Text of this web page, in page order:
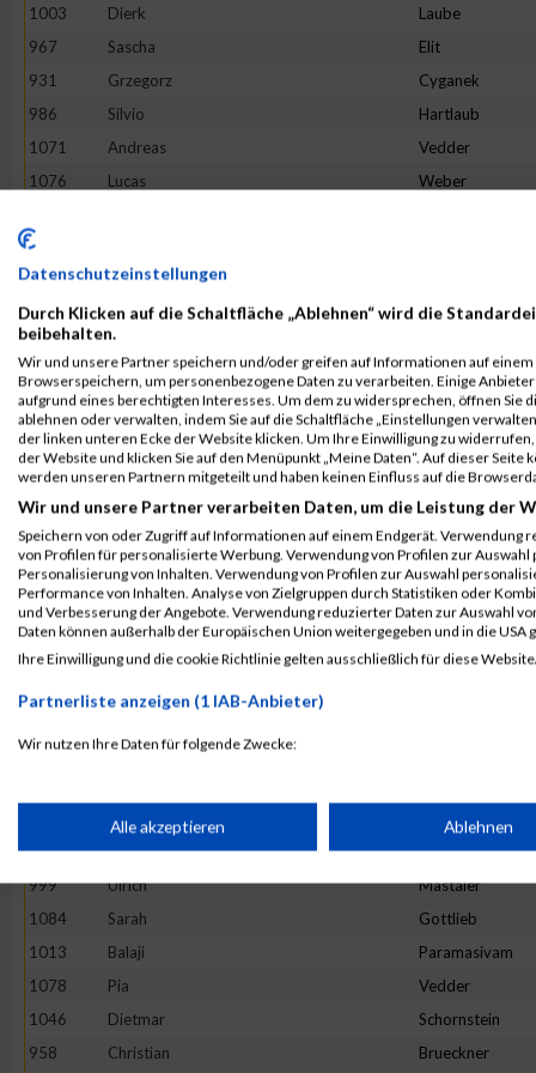
1003
Dierk Laube
967
Sascha Elit
931
Grzegorz Cyganek
986
Silvio Hartlaub
1071
Andreas Vedder
1076
Lucas Weber
982
1070
Toni
978
Idalio Goncalves Da
1072
Abhinav Verma
946
Christian Grothoff-Blum
1015
Talles Augusto Motta
996
Frank Kamphausen
943
Gustavo Alonso
944
Flottmann Andre
1091
Christian Pfatschbacher
1089
Klaus Guggi
1069
Trujillo
1027
Lejla
Dietmar Paul Stagat
1062
Hilmar Eucken
999
Ulrich Mastaler
1084
Sarah Gottlieb
1013
Balaji Paramasivam
1078
Pia Vedder
1046
Dietmar Schornstein
958
Christian Brueckner
Datenschutzeinstellungen
Durch Klicken auf die Schaltfläche „Ablehnen“ wird die
beibehalten.
Wir und unsere Partner speichern und/oder greifen auf Informationen auf einem
Browserspeichern, um personenbezogene Daten zu verarbeiten. Einige
aufgrund eines berechtigten Interesses. Um dem zu widersprechen, öffnen Sie
ablehnen oder verwalten, indem Sie auf die Schaltfläche „Einstellungen
der linken unteren Ecke der Website klicken. Um Ihre Einwilligung zu
der Website und klicken Sie auf den Menüpunkt „Meine Daten“. Auf dieser
werden unseren Partnern mitgeteilt und haben keinen Einfluss auf die
Wir und unsere Partner verarbeiten Daten, um die Leistung der
Speichern von oder Zugriff auf Informationen auf einem Endgerät. Verwendung
von Profilen für personalisierte Werbung. Verwendung von Profilen zur
Personalisierung von Inhalten. Verwendung von Profilen zur Auswahl
Performance von Inhalten. Analyse von Zielgruppen durch Statistiken oder
und Verbesserung der Angebote. Verwendung reduzierter Daten zur Auswahl
Daten können außerhalb der Europäischen Union weitergegeben und in die USA
Ihre Einwilligung und die cookie Richtlinie gelten ausschließlich für diese
Partnerliste anzeigen (1 IAB-Anbieter)
Wir nutzen Ihre Daten für folgende Zwecke:
Speichern von oder Zugriff auf Informationen auf einem
Verwendung reduzierter Daten zur Auswahl von Werbeanzeigen
Verwendung von Profilen zur Auswahl personalisierter Werbung
Alle akzeptieren Ablehnen